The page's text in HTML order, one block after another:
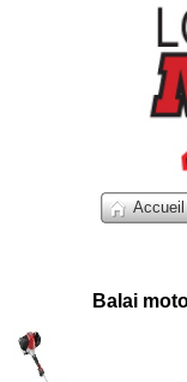
Accueil
Balai